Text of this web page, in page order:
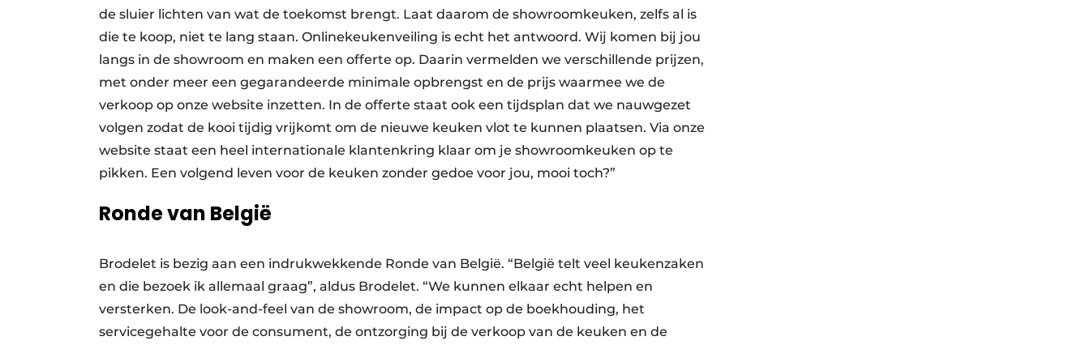
de sluier lichten van wat de toekomst brengt. Laat daarom de showroomkeuken, zelfs al is
die te koop, niet te lang staan. Onlinekeukenveiling is echt het antwoord. Wij komen bij jou
langs in de showroom en maken een offerte op. Daarin vermelden we verschillende prijzen,
met onder meer een gegarandeerde minimale opbrengst en de prijs waarmee we de
verkoop op onze website inzetten. In de offerte staat ook een tijdsplan dat we nauwgezet
volgen zodat de kooi tijdig vrijkomt om de nieuwe keuken vlot te kunnen plaatsen. Via onze
website staat een heel internationale klantenkring klaar om je showroomkeuken op te
pikken. Een volgend leven voor de keuken zonder gedoe voor jou, mooi toch?”
Ronde van België
Brodelet is bezig aan een indrukwekkende Ronde van België. “België telt veel keukenzaken
en die bezoek ik allemaal graag”, aldus Brodelet. “We kunnen elkaar echt helpen en
versterken. De look-and-feel van de showroom, de impact op de boekhouding, het
servicegehalte voor de consument, de ontzorging bij de verkoop van de keuken en de